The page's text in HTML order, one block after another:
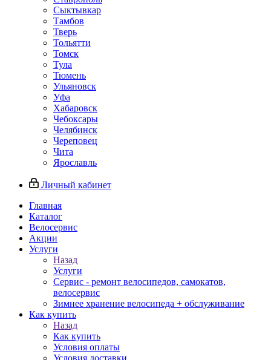
Сыктывкар
Тамбов
Тверь
Тольятти
Томск
Тула
Тюмень
Ульяновск
Уфа
Хабаровск
Чебоксары
Челябинск
Череповец
Чита
Ярославль
Личный кабинет
Главная
Каталог
Велосервис
Акции
Услуги
Назад
Услуги
Сервис - ремонт велосипедов, самокатов,
велосервис
Зимнее хранение велосипеда + обслуживание
Как купить
Назад
Как купить
Условия оплаты
Условия доставки